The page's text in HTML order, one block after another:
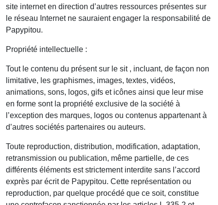
site internet en direction d’autres ressources présentes sur
le réseau Internet ne sauraient engager la responsabilité de
Papypitou.
Propriété intellectuelle :
Tout le contenu du présent sur le sit , incluant, de façon non
limitative, les graphismes, images, textes, vidéos,
animations, sons, logos, gifs et icônes ainsi que leur mise
en forme sont la propriété exclusive de la société à
l’exception des marques, logos ou contenus appartenant à
d’autres sociétés partenaires ou auteurs.
Toute reproduction, distribution, modification, adaptation,
retransmission ou publication, même partielle, de ces
différents éléments est strictement interdite sans l’accord
exprès par écrit de Papypitou. Cette représentation ou
reproduction, par quelque procédé que ce soit, constitue